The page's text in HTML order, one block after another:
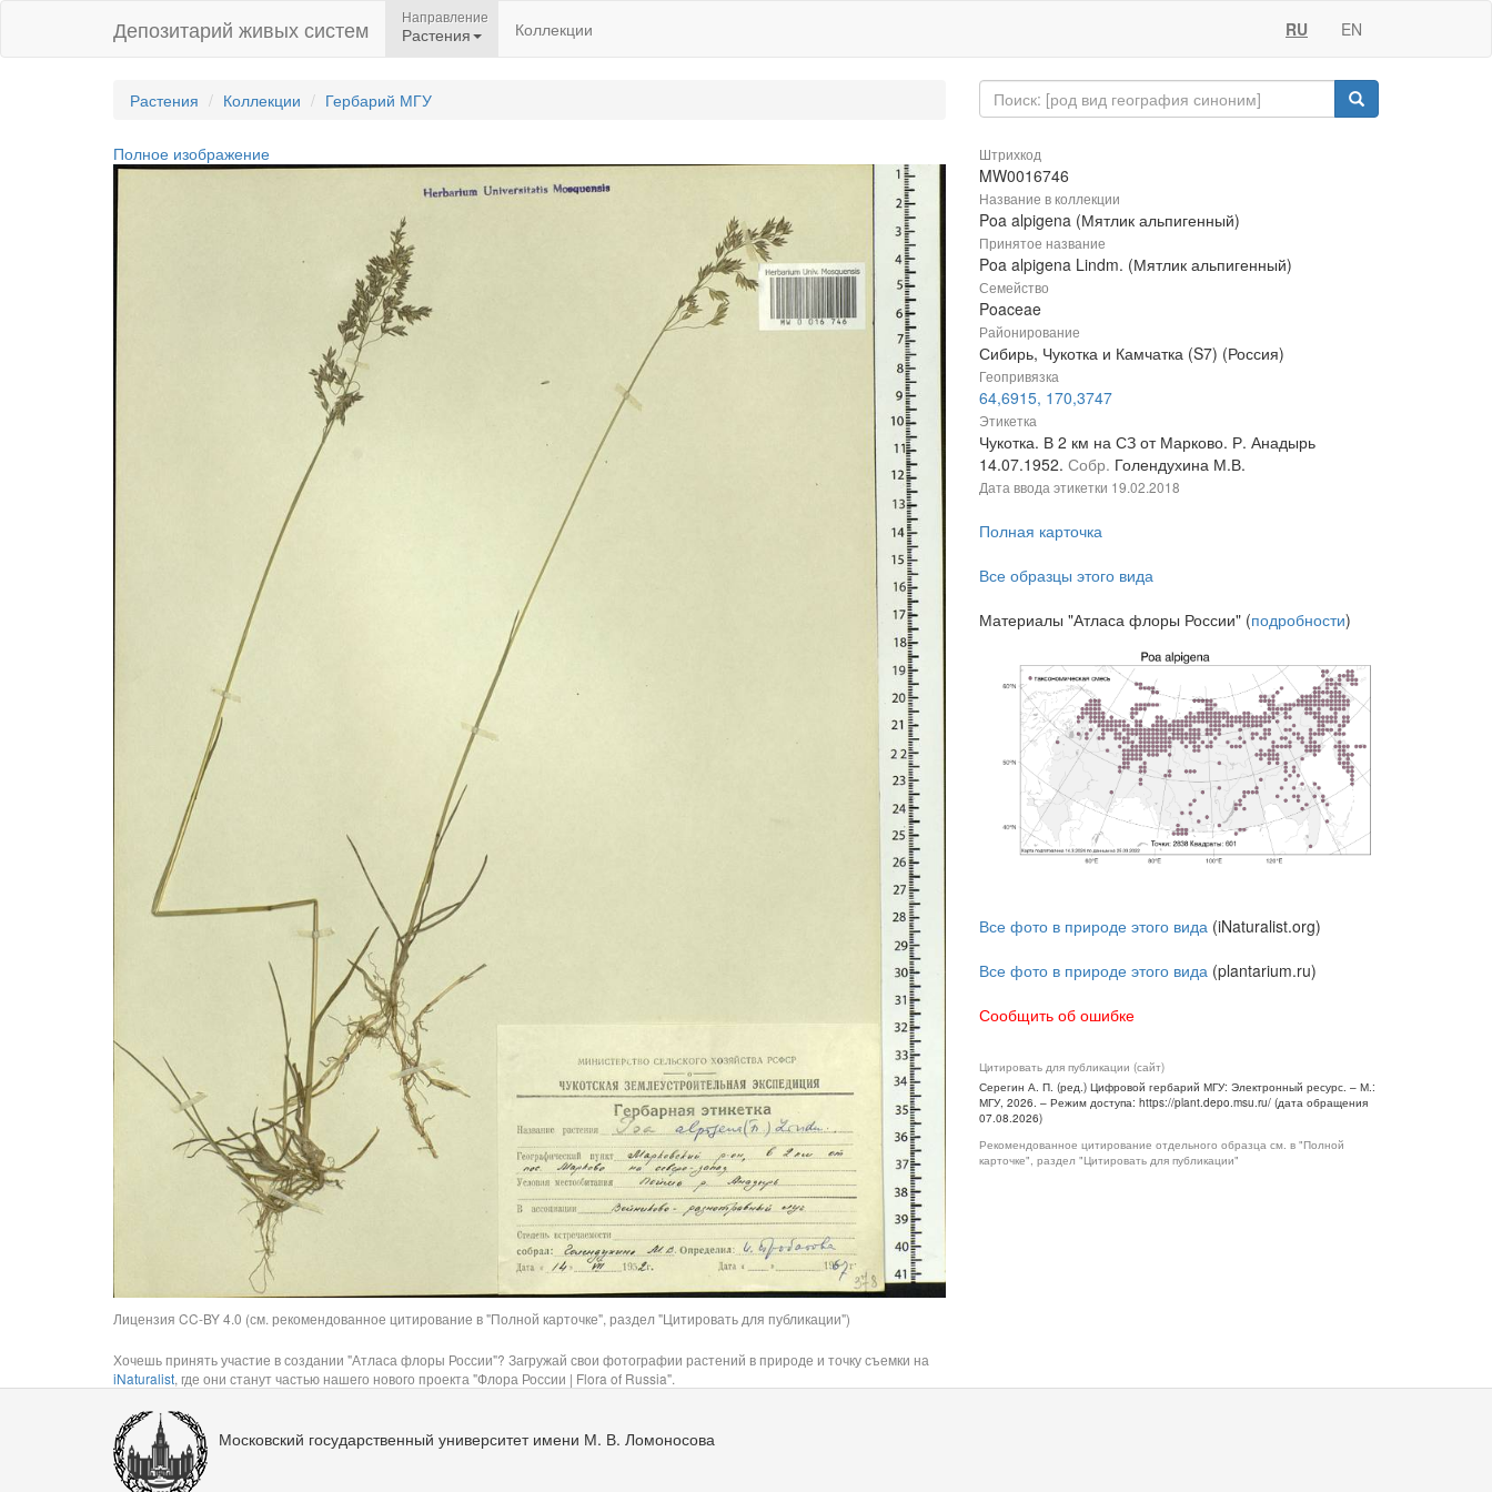
Депозитарий живых систем Направление
Растения Коллекции RU EN
Растения Коллекции Гербарий МГУ
Полное изображение
Лицензия CC-BY 4.0 (см. рекомендованное цитирование в "Полной карточке", раздел "Цитировать для публикации")
Хочешь принять участие в создании "Атласа флоры России"? Загружай свои фотографии растений в природе и точку съемки на
iNaturalist, где они станут частью нашего нового проекта "Флора России | Flora of Russia".
Штрихкод
MW0016746
Название в коллекции
Poa alpigena (Мятлик альпигенный)
Принятое название
Poa alpigena Lindm. (Мятлик альпигенный)
Семейство
Poaceae
Районирование
Сибирь, Чукотка и Камчатка (S7) (Россия)
Геопривязка
64,6915, 170,3747
Этикетка
Чукотка. В 2 км на СЗ от Марково. Р. Анадырь
14.07.1952. Собр. Голендухина М.В.
Дата ввода этикетки 19.02.2018
Полная карточка
Все образцы этого вида
Материалы "Атласа флоры России" (подробности)
Все фото в природе этого вида (iNaturalist.org)
Все фото в природе этого вида (plantarium.ru)
Сообщить об ошибке
Цитировать для публикации (сайт)
Серегин А. П. (ред.) Цифровой гербарий МГУ: Электронный ресурс. – М.:
МГУ, 2026. – Режим доступа: https://plant.depo.msu.ru/ (дата обращения
07.08.2026)
Рекомендованное цитирование отдельного образца см. в "Полной
карточке", раздел "Цитировать для публикации"
Московский государственный университет имени М. В. Ломоносова